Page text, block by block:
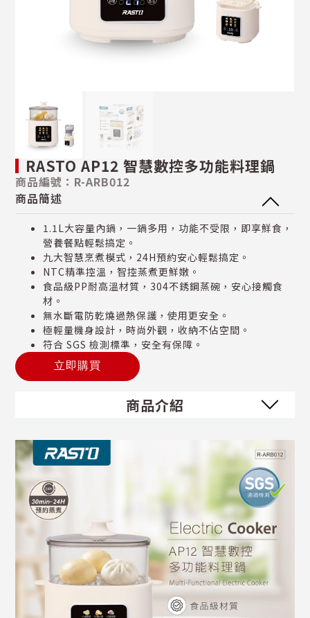
RASTO AP12 智慧數控多功能料理鍋
商品編號：R-ARB012
商品簡述
1.1L大容量內鍋，一鍋多用，功能不受限，即享鮮食，
營養餐點輕鬆搞定。
九大智慧烹煮模式，24H預約安心輕鬆搞定。
NTC精準控溫，智控蒸煮更鮮嫩。
食品級PP耐高溫材質，304不銹鋼蒸碗，安心接觸食
材。
無水斷電防乾燒過熱保護，使用更安全。
極輕量機身設計，時尚外觀，收納不佔空間。
符合 SGS 檢測標準，安全有保障。
立即購買
商品介紹